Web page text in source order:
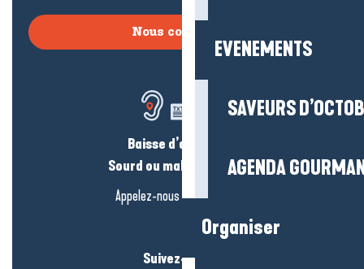
EVENEMENTS
SAVEURS
AGENDA
Organiser
Nous contacter
Baisse d’audition ?
Sourd ou malentendant ?
Appelez-nous encliquant-ici
Suivez-nous !